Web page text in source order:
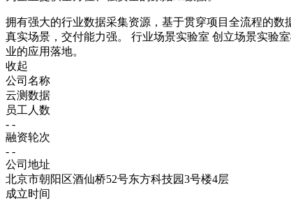
拥有强大的行业数据采集资源，基于贯穿项目全流程的
真实场景，交付能力强。 行业场景实验室 创立场景实验
业的应用落地。
收起
公司名称
云测数据
员工人数
- -
融资轮次
- -
公司地址
北京市朝阳区酒仙桥52号东方科技园3号楼4层
成立时间